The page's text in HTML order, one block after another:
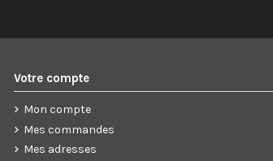
Votre compte
Mon compte
Mes commandes
Mes adresses